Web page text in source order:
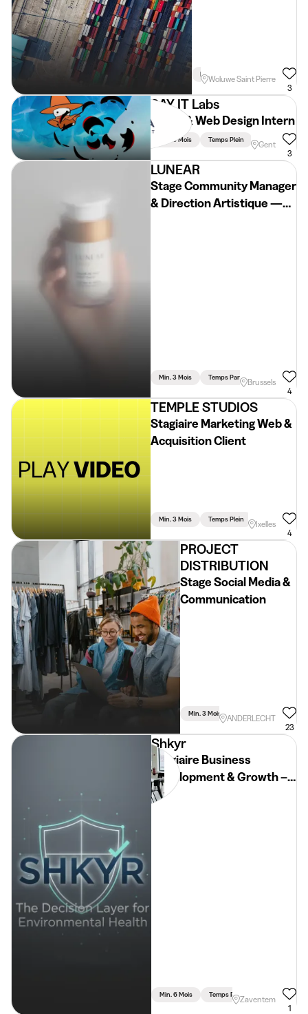
MANAGER À
Min. 3 Mois Temps Plein
Woluwe Saint Pierre
3
SAY IT Labs
UI/UX & Web Design Intern
Min. 3 Mois Temps Plein
Gent
3
LUNEAR
Stage Community Manager
& Direction Artistique —
Min. 3 Mois Temps PartielBrussels
4
TEMPLE STUDIOS
Stagiaire Marketing Web &
Acquisition Client
Min. 3 Mois Temps Plein
Ixelles
4
PROJECT
DISTRIBUTION
Stage Social Media &
Communication
Min. 3 Mois Temps Plein
ANDERLECHT
23
Shkyr
Stagiaire Business
Development & Growth –
Startup Deeptech
Min. 6 Mois Temps PartielZaventem
1